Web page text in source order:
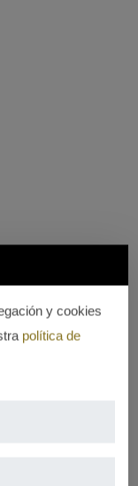
y cookies
política de